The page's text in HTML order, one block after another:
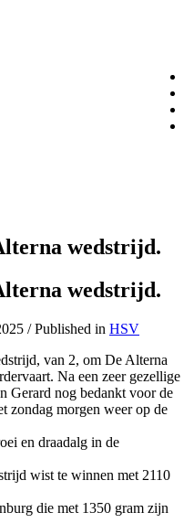
wedstrijd.
wedstrijd.
/Published in HSV
van 2, om De Alterna
Na een zeer gezellige
Gerard nog bedankt voor de
zondag morgen weer op de
en draadalg in de
wist te winnen met 2110
die met 1350 gram zijn